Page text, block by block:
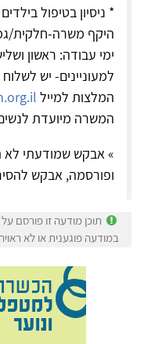
* ניסיון בטיפול
היקף משרה-חלקית/
ימי עבודה: ראשון
המלצות למייל
המשרה מיועדת
» אבקש שמודעתי
ופורסמה, אבקש
תוכן מודעה זו פורסם
במודעה פוגענית או לא